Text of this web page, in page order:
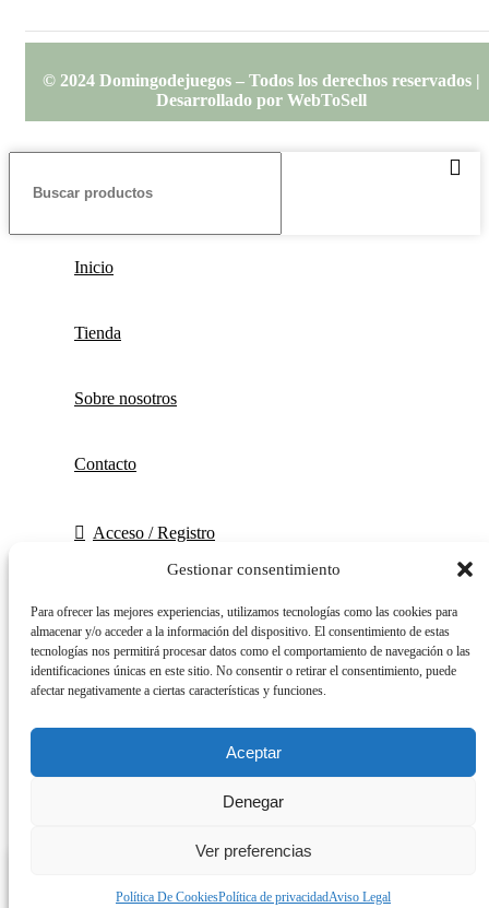
Gestionar consentimiento
Para ofrecer las mejores experiencias, utilizamos tecnologías como las cookies para
almacenar y/o acceder a la información del dispositivo. El consentimiento de estas
tecnologías nos permitirá procesar datos como el comportamiento de navegación o las
identificaciones únicas en este sitio. No consentir o retirar el consentimiento, puede
afectar negativamente a ciertas características y funciones.
Aceptar
Denegar
Ver preferencias
Política De CookiesPolítica de privacidadAviso Legal
© 2024 Domingodejuegos – Todos los derechos reservados |
Desarrollado por WebToSell
Inicio
Tienda
Sobre nosotros
Contacto
Acceso / Registro
Carrito
Cerrar
Entrar
Cerrar